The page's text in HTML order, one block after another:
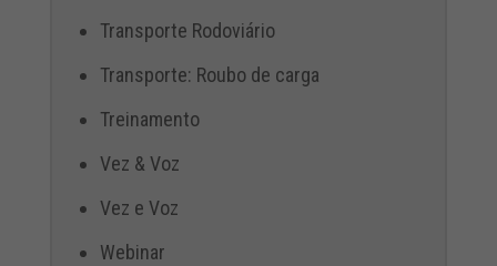
Transporte Rodoviário
Transporte: Roubo de carga
Treinamento
Vez & Voz
Vez e Voz
Webinar